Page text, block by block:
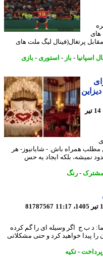
پرتغال(فینال لیگ ملت های
-باز - استوری- بازی
14 تیر
همراه باش. - شایانیوز- هر
بلکه ایجاد یه حس
- رنگ
81787567
ب ج اگر وسیله ای را گم کرده
خواهید کرد و حتی مشکلاتی
-تکیه